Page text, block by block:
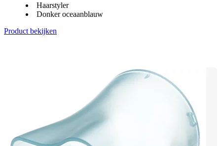
Haarstyler
Donker oceaanblauw
Product bekijken